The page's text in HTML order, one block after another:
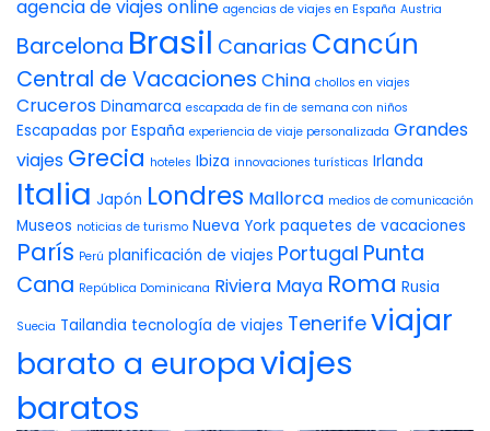
agencia de viajes online agencias de viajes en España Austria
Barcelona Brasil Canarias Cancún
Central de Vacaciones China chollos en viajes
Cruceros Dinamarca escapada de fin de semana con niños
Escapadas por España experiencia de viaje personalizada Grandes
viajes Grecia hoteles Ibiza innovaciones turísticas Irlanda
Italia Japón Londres Mallorca medios de comunicación
Museos noticias de turismo Nueva York paquetes de vacaciones
París Perú planificación de viajes Portugal Punta
Cana República Dominicana Riviera Maya Roma Rusia
Suecia Tailandia tecnología de viajes Tenerifeviajar
barato a europaviajes
baratos